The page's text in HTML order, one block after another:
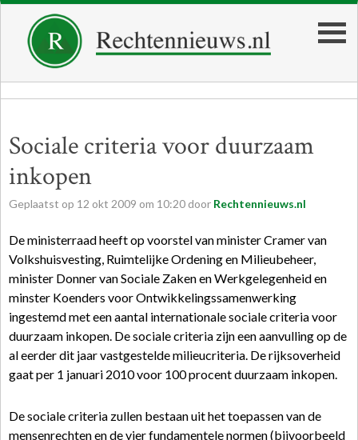
Sociale criteria voor duurzaam
inkopen
Geplaatst op 12 okt 2009 om 10:20 door Rechtennieuws.nl
De ministerraad heeft op voorstel van minister Cramer van
Volkshuisvesting, Ruimtelijke Ordening en Milieubeheer,
minister Donner van Sociale Zaken en Werkgelegenheid en
minster Koenders voor Ontwikkelingssamenwerking
ingestemd met een aantal internationale sociale criteria voor
duurzaam inkopen. De sociale criteria zijn een aanvulling op de
al eerder dit jaar vastgestelde milieucriteria. De rijksoverheid
gaat per 1 januari 2010 voor 100 procent duurzaam inkopen.
De sociale criteria zullen bestaan uit het toepassen van de
mensenrechten en de vier fundamentele normen (bijvoorbeeld